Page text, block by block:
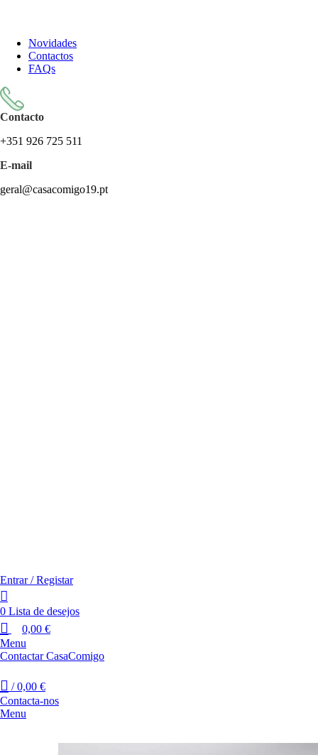
Novidades
Contactos
FAQs
Contacto
+351 926 725 511
E-mail
geral@casacomigo19.pt
Entrar / Registar
0 Lista de desejos
0,00 €
Menu
Contactar CasaComigo
/ 0,00 €
Contacta-nos
Menu